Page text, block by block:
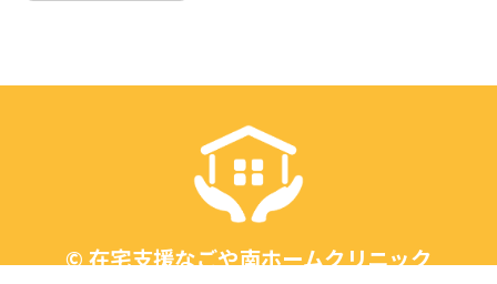
ブ
©在宅支援なごや南ホームクリニック